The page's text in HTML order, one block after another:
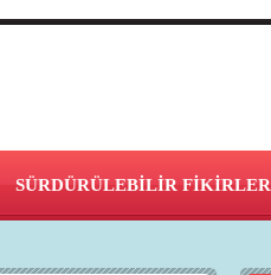
SÜRDÜRÜLEBİLİR FİKİRLER